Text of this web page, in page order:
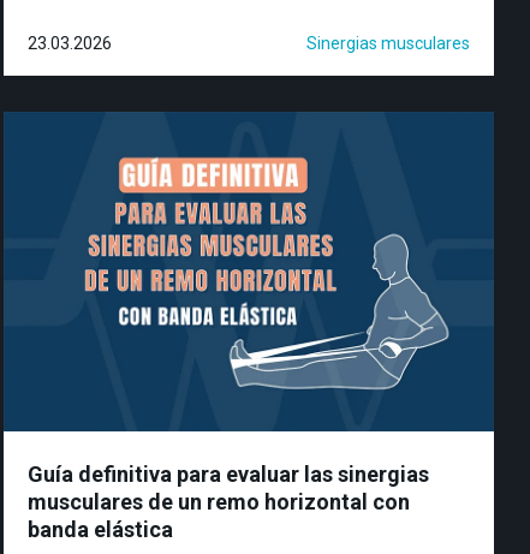
23.03.2026 Sinergias musculares
Guía definitiva para evaluar las sinergias
musculares de un remo horizontal con
banda elástica